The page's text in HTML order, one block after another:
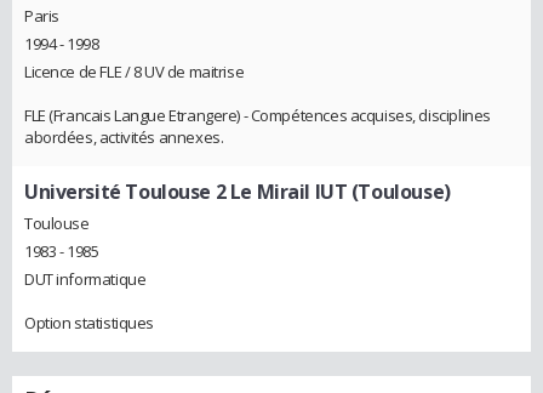
Paris
1994 - 1998
Licence de FLE / 8 UV de maitrise
FLE (Francais Langue Etrangere) - Compétences acquises, disciplines
abordées, activités annexes.
Université Toulouse 2 Le Mirail IUT (Toulouse)
Toulouse
1983 - 1985
DUT informatique
Option statistiques